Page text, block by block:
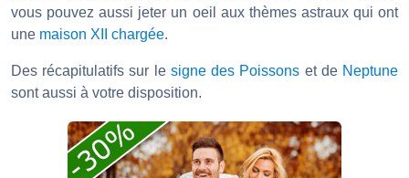
vous pouvez aussi jeter un oeil aux thèmes astraux qui ont
une maison XII chargée.
Des récapitulatifs sur le signe des Poissons et de Neptune
sont aussi à votre disposition.